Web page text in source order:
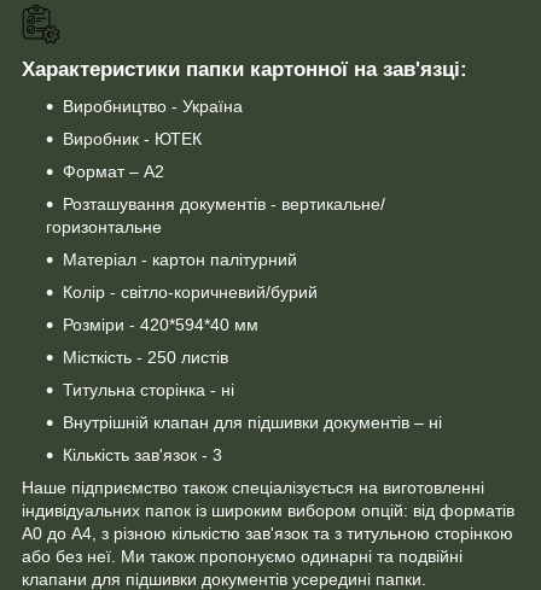
Характеристики папки картонної на зав'язці:
Виробництво - Україна
Виробник - ЮТЕК
Формат – А2
Розташування документів - вертикальне/
горизонтальне
Матеріал - картон палітурний
Колір - світло-коричневий/бурий
Розміри - 420*594*40 мм
Місткість - 250 листів
Титульна сторінка - ні
Внутрішній клапан для підшивки документів – ні
Кількість зав'язок - 3
Наше підприємство також спеціалізується на виготовленні
індивідуальних папок із широким вибором опцій: від форматів
А0 до А4, з різною кількістю зав'язок та з титульною сторінкою
або без неї. Ми також пропонуємо одинарні та подвійні
клапани для підшивки документів усередині папки.